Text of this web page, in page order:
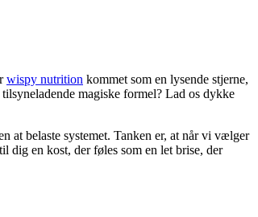
wispy nutrition kommet som en lysende stjerne,
magiske formel? Lad os dykke
at belaste systemet. Tanken er, at når vi vælger
dig en kost, der føles som en let brise, der